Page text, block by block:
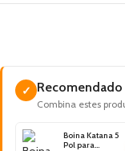
✓
Combina estes
Boina Katana 5
Pol para